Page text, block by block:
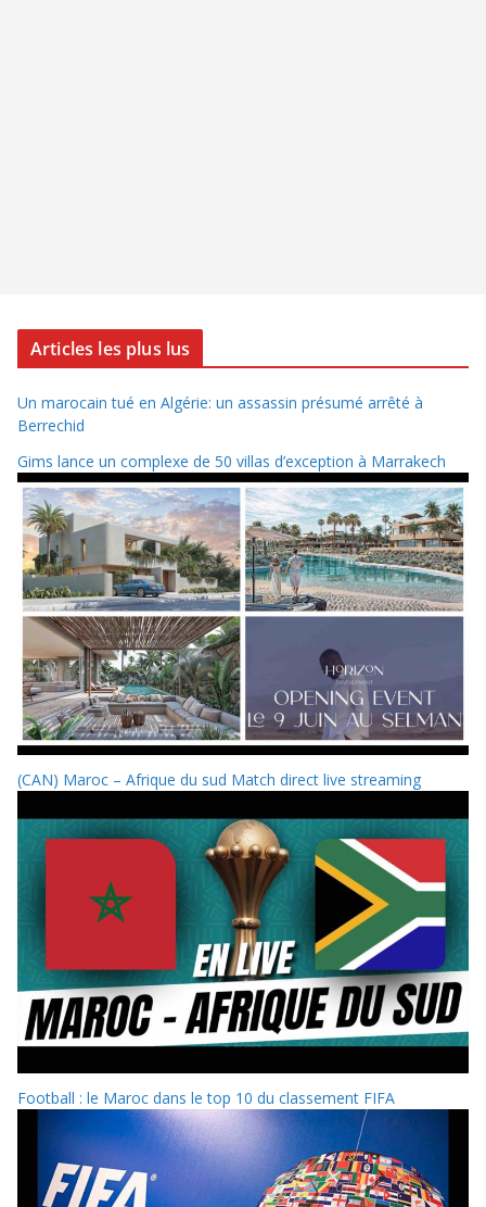
Articles les plus lus
Un marocain tué en Algérie: un assassin présumé arrêté à
Berrechid
Gims lance un complexe de 50 villas d’exception à Marrakech
(CAN) Maroc – Afrique du sud Match direct live streaming
Football : le Maroc dans le top 10 du classement FIFA